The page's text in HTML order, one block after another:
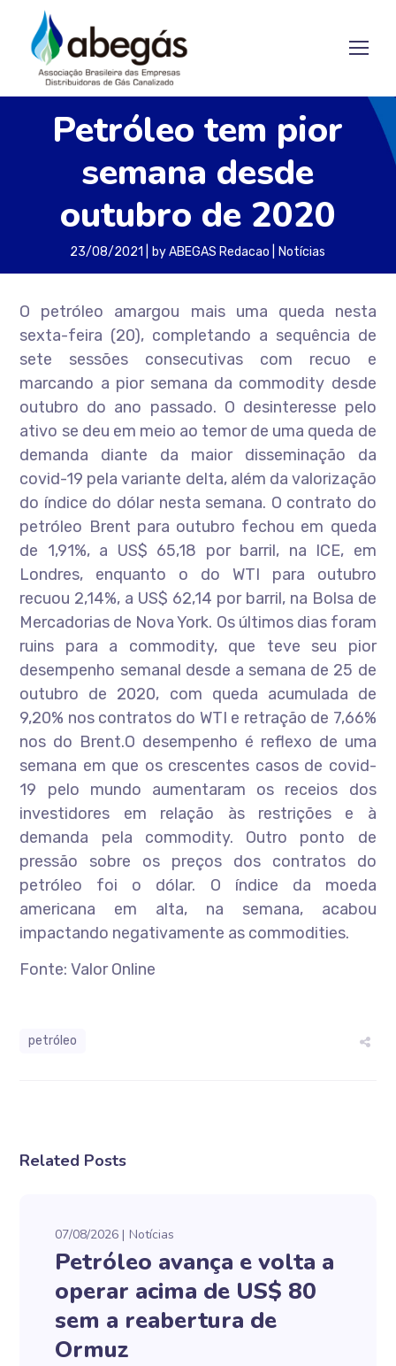
Petróleo tem pior
semana desde
outubro de 2020
23/08/2021 byABEGAS Redacao Notícias
O petróleo amargou mais uma queda nesta
sexta-feira (20), completando a sequência de
sete sessões consecutivas com recuo e
marcando a pior semana da commodity desde
outubro do ano passado. O desinteresse pelo
ativo se deu em meio ao temor de uma queda de
demanda diante da maior disseminação da
covid-19 pela variante delta, além da valorização
do índice do dólar nesta semana. O contrato do
petróleo Brent para outubro fechou em queda
de 1,91%, a US$ 65,18 por barril, na ICE, em
Londres, enquanto o do WTI para outubro
recuou 2,14%, a US$ 62,14 por barril, na Bolsa de
Mercadorias de Nova York. Os últimos dias foram
ruins para a commodity, que teve seu pior
desempenho semanal desde a semana de 25 de
outubro de 2020, com queda acumulada de
9,20% nos contratos do WTI e retração de 7,66%
nos do Brent.O desempenho é reflexo de uma
semana em que os crescentes casos de covid-
19 pelo mundo aumentaram os receios dos
investidores em relação às restrições e à
demanda pela commodity. Outro ponto de
pressão sobre os preços dos contratos do
petróleo foi o dólar. O índice da moeda
americana em alta, na semana, acabou
impactando negativamente as commodities.
Fonte: Valor Online
petróleo
Related Posts
07/08/2026 Notícias
Petróleo avança e volta a
operar acima de US$ 80
sem a reabertura de
Ormuz